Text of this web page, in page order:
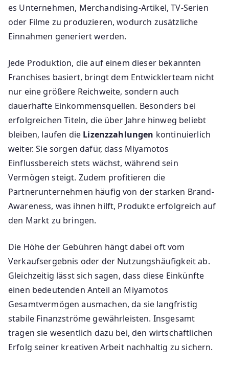
es Unternehmen, Merchandising-Artikel, TV-Serien
oder Filme zu produzieren, wodurch zusätzliche
Einnahmen generiert werden.
Jede Produktion, die auf einem dieser bekannten
Franchises basiert, bringt dem Entwicklerteam nicht
nur eine größere Reichweite, sondern auch
dauerhafte Einkommensquellen. Besonders bei
erfolgreichen Titeln, die über Jahre hinweg beliebt
bleiben, laufen die Lizenzzahlungen kontinuierlich
weiter. Sie sorgen dafür, dass Miyamotos
Einflussbereich stets wächst, während sein
Vermögen steigt. Zudem profitieren die
Partnerunternehmen häufig von der starken Brand-
Awareness, was ihnen hilft, Produkte erfolgreich auf
den Markt zu bringen.
Die Höhe der Gebühren hängt dabei oft vom
Verkaufsergebnis oder der Nutzungshäufigkeit ab.
Gleichzeitig lässt sich sagen, dass diese Einkünfte
einen bedeutenden Anteil an Miyamotos
Gesamtvermögen ausmachen, da sie langfristig
stabile Finanzströme gewährleisten. Insgesamt
tragen sie wesentlich dazu bei, den wirtschaftlichen
Erfolg seiner kreativen Arbeit nachhaltig zu sichern.